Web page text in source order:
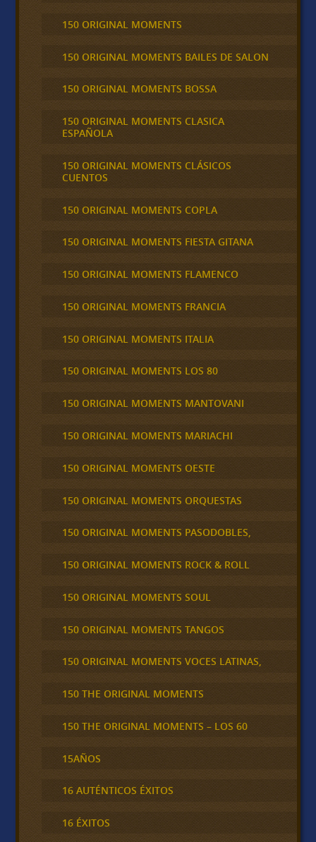
150 ORIGINAL MOMENTS
150 ORIGINAL MOMENTS BAILES DE SALON
150 ORIGINAL MOMENTS BOSSA
150 ORIGINAL MOMENTS CLASICA
ESPAÑOLA
150 ORIGINAL MOMENTS CLÁSICOS
CUENTOS
150 ORIGINAL MOMENTS COPLA
150 ORIGINAL MOMENTS FIESTA GITANA
150 ORIGINAL MOMENTS FLAMENCO
150 ORIGINAL MOMENTS FRANCIA
150 ORIGINAL MOMENTS ITALIA
150 ORIGINAL MOMENTS LOS 80
150 ORIGINAL MOMENTS MANTOVANI
150 ORIGINAL MOMENTS MARIACHI
150 ORIGINAL MOMENTS OESTE
150 ORIGINAL MOMENTS ORQUESTAS
150 ORIGINAL MOMENTS PASODOBLES,
150 ORIGINAL MOMENTS ROCK & ROLL
150 ORIGINAL MOMENTS SOUL
150 ORIGINAL MOMENTS TANGOS
150 ORIGINAL MOMENTS VOCES LATINAS,
150 THE ORIGINAL MOMENTS
150 THE ORIGINAL MOMENTS – LOS 60
15AÑOS
16 AUTÉNTICOS ÉXITOS
16 ÉXITOS